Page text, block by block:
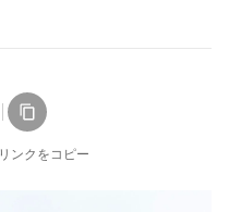
リンクをコピー